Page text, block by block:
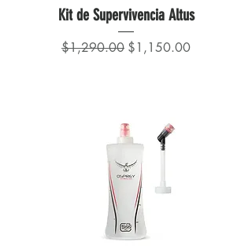
Kit de Supervivencia Altus
Precio
$1,290.00 Precio de oferta
$1,150.00